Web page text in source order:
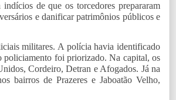
de que os torcedores prepararam
e danificar patrimônios públicos e
militares. A polícia havia identificado
policiamento foi priorizado. Na capital, os
Cordeiro, Detran e Afogados. Já na
bairros de Prazeres e Jaboatão Velho,